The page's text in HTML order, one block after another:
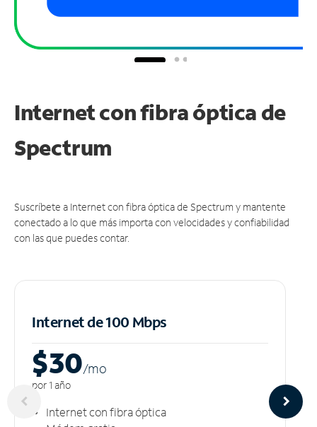
Internet con fibra óptica de
Spectrum
Suscríbete a Internet con fibra óptica de Spectrum y mantente
conectado a lo que más importa con velocidades y confiabilidad
con las que puedes contar.
Internet de 100 Mbps
$30/mo
por 1 año
Internet con fibra óptica